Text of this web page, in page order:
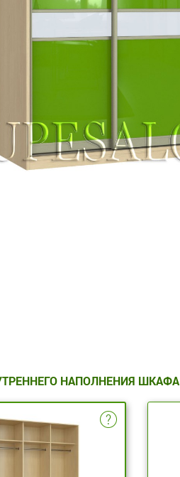
НАПОЛНЕНИЯ ШКАФА